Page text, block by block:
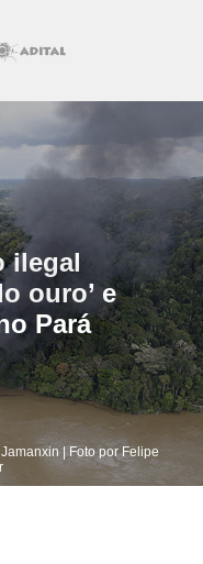
ilegal
ouro’ e
Pará
| Foto por Felipe